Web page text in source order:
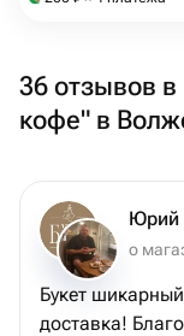
36 отзывов
кофе" в
Юрий
о
Букет
доставка!